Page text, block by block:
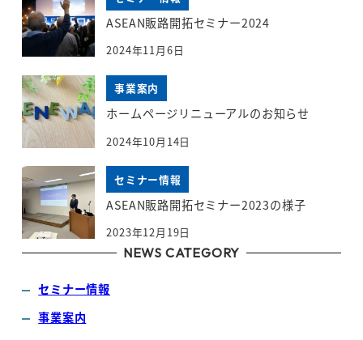
ASEAN販路開拓セミナー2024
2024年11月6日
事業案内
ホームページリニューアルのお知らせ
2024年10月14日
セミナー情報
ASEAN販路開拓セミナー2023の様子
2023年12月19日
NEWS CATEGORY
セミナー情報
事業案内